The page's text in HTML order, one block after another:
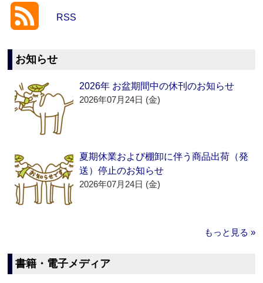
RSS
お知らせ
2026年 お盆期間中の休刊のお知らせ
2026年07月24日 (金)
夏期休業および棚卸に伴う商品出荷（発
送）停止のお知らせ
2026年07月24日 (金)
もっと見る »
書籍・電子メディア